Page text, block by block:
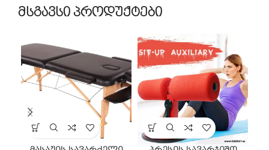
მსგავსი პროდუქტები